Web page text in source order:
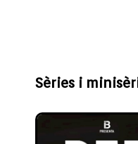
Sèries i